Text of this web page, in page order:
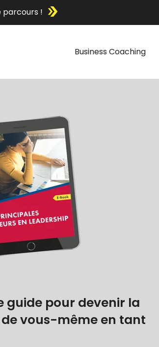
!
Business Coaching
guide pour devenir la
vous-même en tant